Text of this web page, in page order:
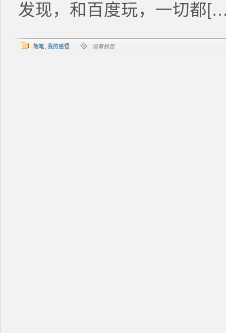
发现，和百度玩，一切都
随笔 我的感悟 没有标签